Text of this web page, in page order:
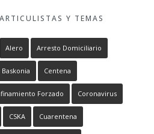
Y TEMAS
Alero Arresto Domiciliario
Baskonia Centena
Forzado Coronavirus
CSKA Cuarentena